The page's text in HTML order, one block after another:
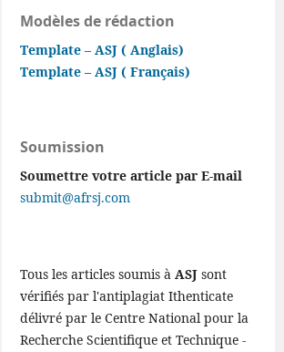
Modèles de rédaction
Template – ASJ ( Anglais)
Template – ASJ ( Français)
Soumission
Soumettre votre article par E-mail
submit@afrsj.com
Tous les articles soumis àASJ sont
vérifiés par l'antiplagiat Ithenticate
délivré par le Centre National pour la
Recherche Scientifique et Technique -